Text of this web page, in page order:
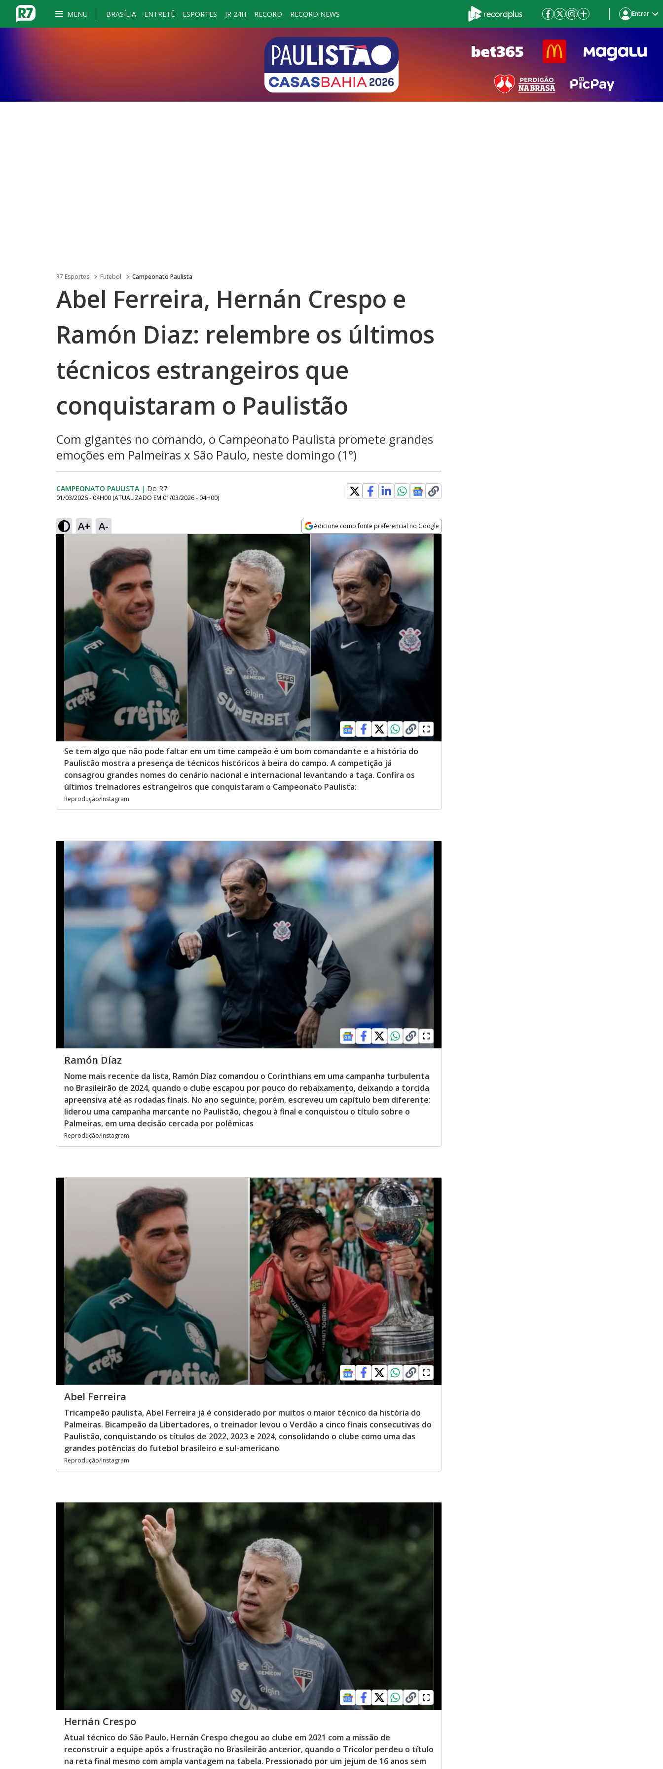
MENU BRASÍLIA ENTRETÊ ESPORTES JR 24H RECORD RECORD NEWS Entrar
R7 Esportes Futebol Campeonato Paulista
Abel Ferreira, Hernán Crespo e
Ramón Diaz: relembre os últimos
técnicos estrangeiros que
conquistaram o Paulistão
Com gigantes no comando, o Campeonato Paulista promete grandes
emoções em Palmeiras x São Paulo, neste domingo (1°)
CAMPEONATO PAULISTA | Do R7
01/03/2026 - 04H00 (ATUALIZADO EM 01/03/2026 - 04H00)
A+ A- Adicione como fonte preferencial no Google
Opens in new window
Se tem algo que não pode faltar em um time campeão é um bom comandante e a história do
Paulistão mostra a presença de técnicos históricos à beira do campo. A competição já
consagrou grandes nomes do cenário nacional e internacional levantando a taça. Confira os
últimos treinadores estrangeiros que conquistaram o Campeonato Paulista:
Reprodução/Instagram
Ramón Díaz
Nome mais recente da lista, Ramón Díaz comandou o Corinthians em uma campanha turbulenta
no Brasileirão de 2024, quando o clube escapou por pouco do rebaixamento, deixando a torcida
apreensiva até as rodadas finais. No ano seguinte, porém, escreveu um capítulo bem diferente:
liderou uma campanha marcante no Paulistão, chegou à final e conquistou o título sobre o
Palmeiras, em uma decisão cercada por polêmicas
Reprodução/Instagram
Abel Ferreira
Tricampeão paulista, Abel Ferreira já é considerado por muitos o maior técnico da história do
Palmeiras. Bicampeão da Libertadores, o treinador levou o Verdão a cinco finais consecutivas do
Paulistão, conquistando os títulos de 2022, 2023 e 2024, consolidando o clube como uma das
grandes potências do futebol brasileiro e sul-americano
Reprodução/Instagram
Hernán Crespo
Atual técnico do São Paulo, Hernán Crespo chegou ao clube em 2021 com a missão de
reconstruir a equipe após a frustração no Brasileirão anterior, quando o Tricolor perdeu o título
na reta final mesmo com ampla vantagem na tabela. Pressionado por um jejum de 16 anos sem